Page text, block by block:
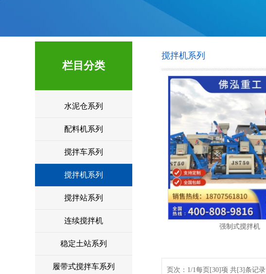
栏目分类
水泥仓系列
配料机系列
搅拌车系列
搅拌机系列
搅拌站系列
连续搅拌机
稳定土站系列
履带式搅拌车系列
搅拌机系列
强制式搅拌机
页次：1/1每页[30]项 共[3]条记录